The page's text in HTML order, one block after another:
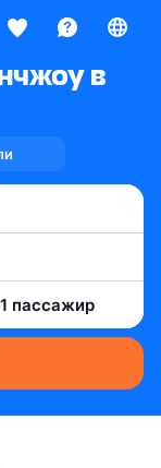
в
1 пассажир